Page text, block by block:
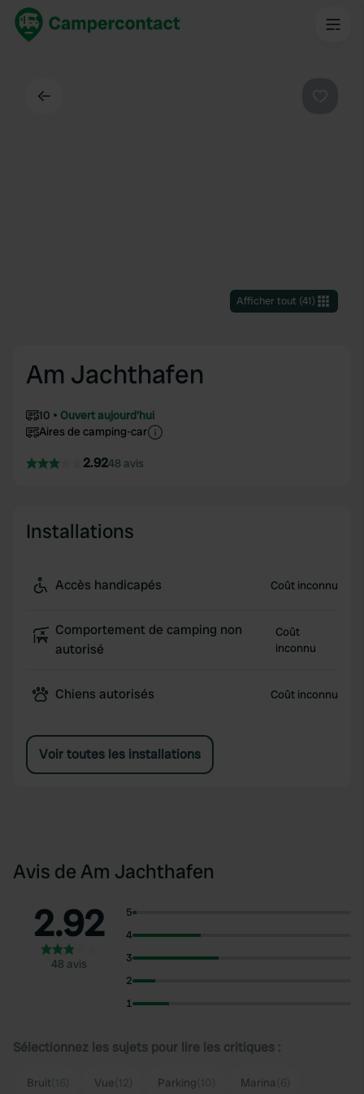
Afficher tout(41)
Am Jachthafen
10
Ouvert aujourd'hui
Aires de camping-car
2.9248 avis
Installations
Accès handicapés Coût inconnu
Comportement de camping non
autorisé
Coût
inconnu
Chiens autorisés Coût inconnu
Voir toutes les installations
Avis de Am Jachthafen
2.92
48 avis
5
4
3
2
1
Sélectionnez les sujets pour lire les critiques :
Bruit Vue Parking Marina